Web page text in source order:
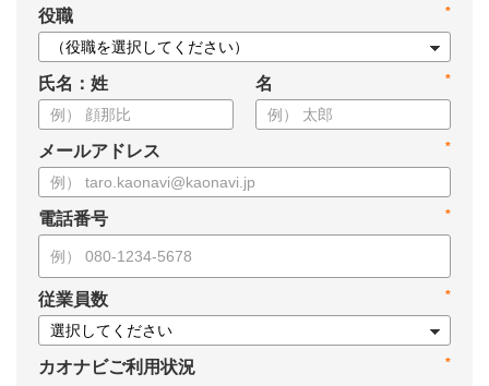
*
役職
氏名：姓 *
名
*
メールアドレス
*
電話番号
*
従業員数
*
カオナビご利用状況